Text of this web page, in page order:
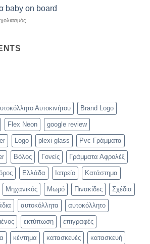
Μετασχηματισμός
επιχειρήσεων
baby on board
στο
Αυτοκινήτου Brand Logo
Flex Neon google review
Logo plexi glass Pvc Γράμματα
Βόλος Γονείς Γράμματα Αφρολέξ
Ελλάδα Ιατρείο Κατάστημα
Μηχανικός Μωρό Πινακίδες Σχέδια
αυτοκόλλητα αυτοκόλλητο
εκτύπωση επιγραφές
κέντημα κατασκευές κατασκευή